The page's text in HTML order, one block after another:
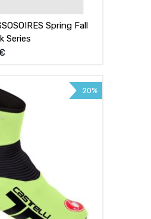
Spring Fall
Series
20%